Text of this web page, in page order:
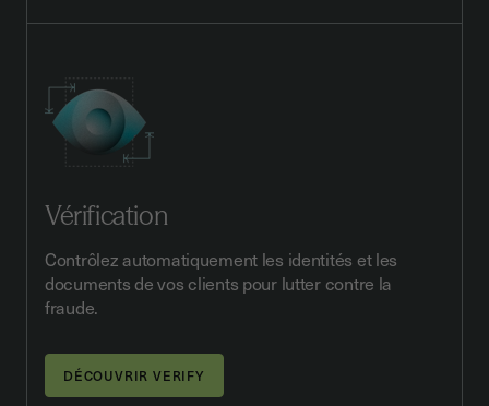
Vérification
Contrôlez automatiquement les identités et les
documents de vos clients pour lutter contre la
fraude.
DÉCOUVRIR VERIFY